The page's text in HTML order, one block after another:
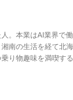
。本業はAI業界で
南の生活を経て北
り物趣味を満喫す